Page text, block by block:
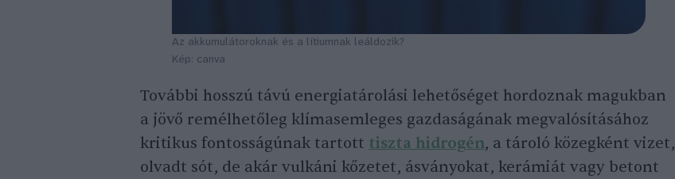
Az akkumulátoroknak és a lítiumnak leáldozik?
Kép: canva
További hosszú távú energiatárolási lehetőséget hordoznak magukban
a jövő remélhetőleg klímasemleges gazdaságának megvalósításához
kritikus fontosságúnak tartott tiszta hidrogén, a tároló közegként vizet,
olvadt sót, de akár vulkáni kőzetet, ásványokat, kerámiát vagy betont